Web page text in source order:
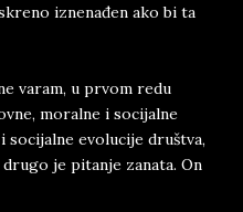
iznenađen ako bi ta
varam, u prvom redu
moralne i socijalne
socijalne evolucije društva,
je pitanje zanata. On